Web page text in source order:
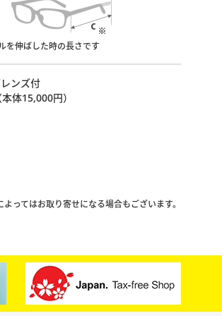
を伸ばした時の長さです
ンズ付
体15,000円）
ってはお取り寄せになる場合もございます。